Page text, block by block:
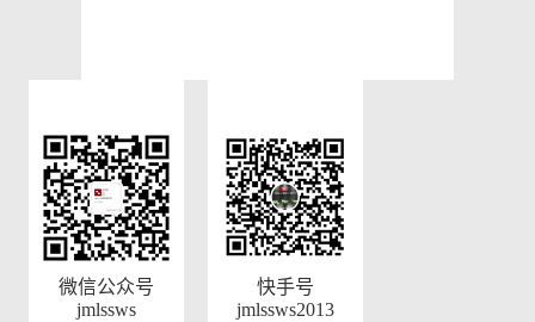
微信公众号
jmlssws
快手号
jmlssws2013